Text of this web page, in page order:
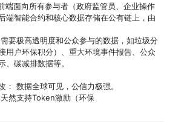
端面向所有参与者（政府监管员、企业操作
端智能合约和核心数据存储在公有链上，由
要极高透明度和公众参与的数据，如垃圾分
用户环保积分）、重大环境事件报告、公众
、碳减排数据等。
： 数据全球可见，公信力极强。
然支持Token激励（环保